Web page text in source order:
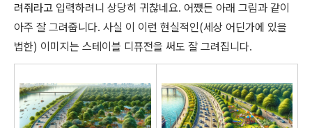
려줘라고 입력하려니 상당히 귀찮네요. 어쨌든 아래 그림과 같이
아주 잘 그려줍니다. 사실 이 이런 현실적인(세상 어딘가에 있을
법한) 이미지는 스테이블 디퓨전을 써도 잘 그려집니다.